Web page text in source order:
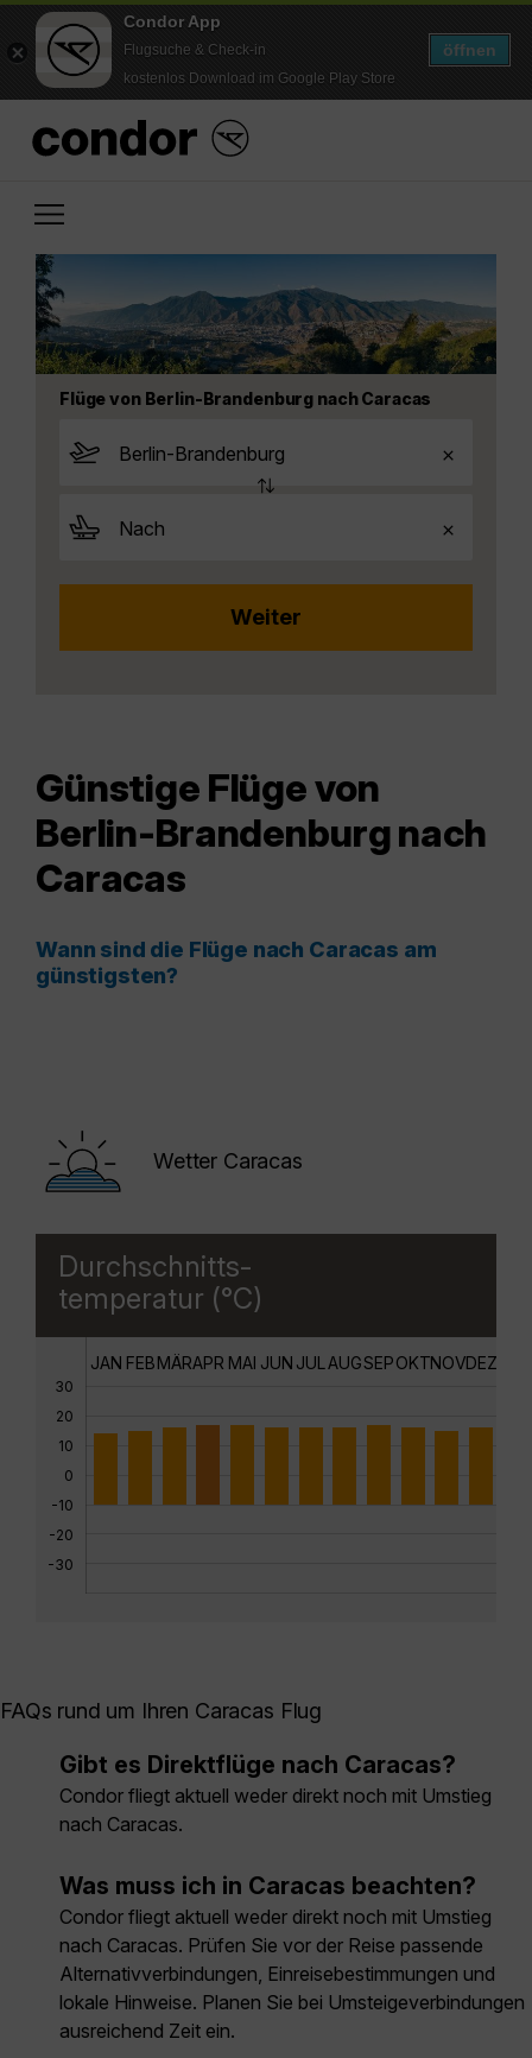
Condor App
Flugsuche & Check-in
kostenlos Download im Google Play Store
öffnen
Flüge von Berlin-Brandenburg nach Caracas
Günstige Flüge von
Berlin-Brandenburg nach
Caracas
Wann sind die Flüge nach Caracas am
günstigsten?
Wetter Caracas
Durchschnitts-
temperatur (°C)
30
20
10
0
-10
-20
-30
JAN FEBMÄRAPR MAI JUN JUL AUGSEPOKTNOVDEZ
FAQs rund um Ihren Caracas Flug
Gibt es Direktflüge nach Caracas?
Condor fliegt aktuell weder direkt noch mit Umstieg
nach Caracas.
Was muss ich in Caracas beachten?
Condor fliegt aktuell weder direkt noch mit Umstieg
nach Caracas. Prüfen Sie vor der Reise passende
Alternativverbindungen, Einreisebestimmungen und
lokale Hinweise. Planen Sie bei Umsteigeverbindungen
ausreichend Zeit ein.